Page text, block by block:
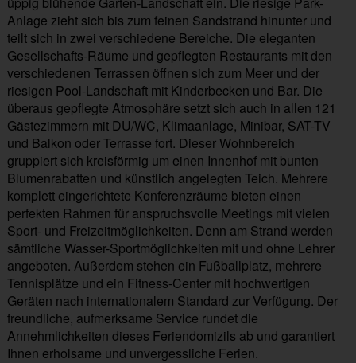
Anlage zieht sich bis zum feinen Sandstrand hinunter und
teilt sich in zwei verschiedene Bereiche. Die eleganten
Gesellschafts-Räume und gepflegten Restaurants mit den
verschiedenen Terrassen öffnen sich zum Meer und der
riesigen Pool-Landschaft mit Kinderbecken und Bar. Die
überaus gepflegte Atmosphäre setzt sich auch in allen 121
Gästezimmern mit DU/WC, Klimaanlage, Minibar, SAT-TV
und Balkon oder Terrasse fort. Dieser Wohnbereich
gruppiert sich kreisförmig um einen Innenhof mit bunten
Blumenrabatten und künstlich angelegten Teich. Mehrere
komplett eingerichtete Konferenzräume bieten einen
perfekten Rahmen für anspruchsvolle Meetings mit vielen
Sport- und Freizeitmöglichkeiten. Denn am Strand werden
sämtliche Wasser-Sportmöglichkeiten mit und ohne Lehrer
angeboten. Außerdem stehen ein Fußballplatz, mehrere
Tennisplätze und ein Fitness-Center mit hochwertigen
Geräten nach internationalem Standard zur Verfügung. Der
freundliche, aufmerksame Service rundet die
Annehmlichkeiten dieses Feriendomizils ab und garantiert
Ihnen erholsame und unvergessliche Ferien.